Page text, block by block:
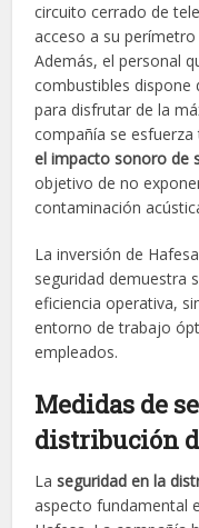
circuito cerrado de
acceso a su
Además, el personal
combustibles dispone
para disfrutar de la
compañía se
el impacto sonoro de
objetivo de no
contaminación
La inversión de
seguridad demuestra
eficiencia operativa,
entorno de trabajo
empleados.
Medidas de
distribución
La seguridad en la
aspecto fundamental